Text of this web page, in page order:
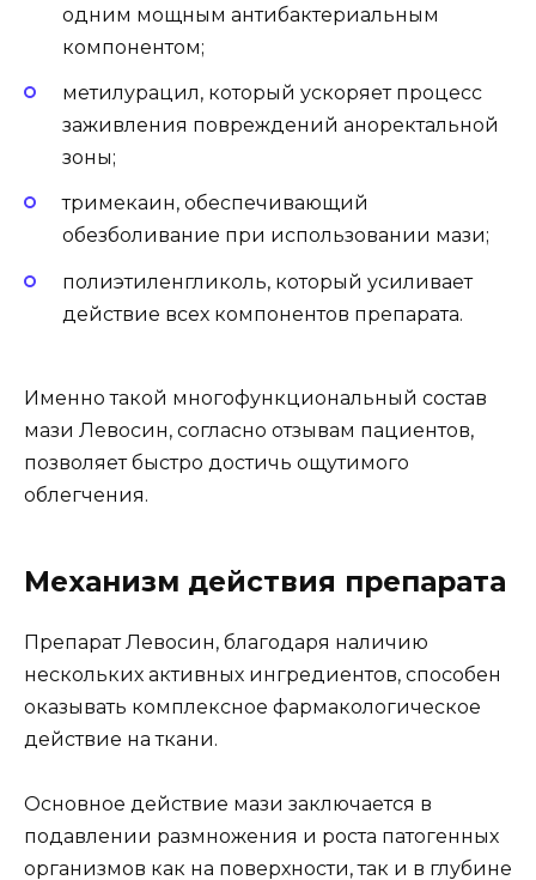
одним мощным антибактериальным
компонентом;
метилурацил, который ускоряет процесс
заживления повреждений аноректальной
зоны;
тримекаин, обеспечивающий
обезболивание при использовании мази;
полиэтиленгликоль, который усиливает
действие всех компонентов препарата.
Именно такой многофункциональный состав
мази Левосин, согласно отзывам пациентов,
позволяет быстро достичь ощутимого
облегчения.
Механизм действия препарата
Препарат Левосин, благодаря наличию
нескольких активных ингредиентов, способен
оказывать комплексное фармакологическое
действие на ткани.
Основное действие мази заключается в
подавлении размножения и роста патогенных
организмов как на поверхности, так и в глубине